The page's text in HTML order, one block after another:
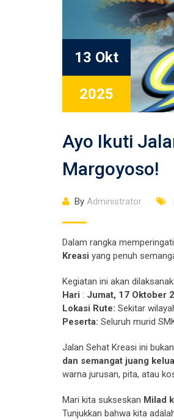
13 Okt
2025
Ayo Ikuti
Margoyoso!
By Administrator
Dalam rangka memperingati
Kreasi yang penuh
Kegiatan ini akan
Hari : Jumat, 17 Oktober
Lokasi Rute: Sekitar
Peserta: Seluruh murid
Jalan Sehat Kreasi ini
dan semangat juang
warna jurusan, pita, atau
Mari kita sukseskan Milad
Tunjukkan bahwa kita